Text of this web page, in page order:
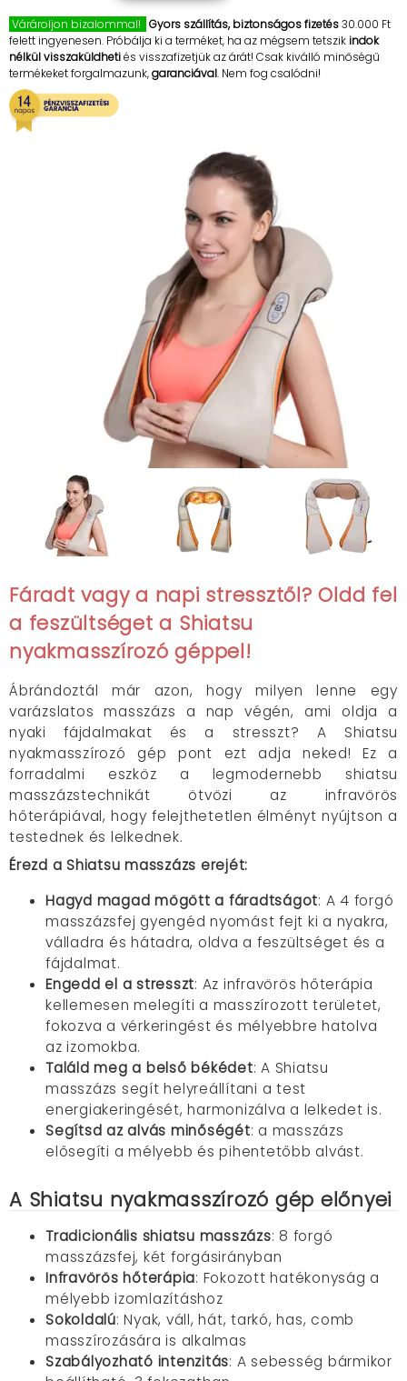
Várároljon bizalommal! Gyors szállítás, biztonságos fizetés30.000 Ft
felett ingyenesen. Próbálja ki a terméket, ha az mégsem tetszikindok
nélkül visszaküldhetiés visszafizetjük az árát! Csak kiválló minőségű
termékeket forgalmazunk,garanciával. Nem fog csalódni!
Fáradt vagy a napi stressztől? Oldd fel
a feszültséget a Shiatsu
nyakmasszírozó géppel!
Ábrándoztál már azon, hogy milyen lenne egy
varázslatos masszázs a nap végén, ami oldja a
nyaki fájdalmakat és a stresszt? A Shiatsu
nyakmasszírozó gép pont ezt adja neked! Ez a
forradalmi eszköz a legmodernebb shiatsu
masszázstechnikát ötvözi az infravörös
hőterápiával, hogy felejthetetlen élményt nyújtson a
testednek és lelkednek.
Érezd a Shiatsu masszázs erejét:
Hagyd magad mögött a fáradtságot: A 4 forgó
masszázsfej gyengéd nyomást fejt ki a nyakra,
válladra és hátadra, oldva a feszültséget és a
fájdalmat.
Engedd el a stresszt: Az infravörös hőterápia
kellemesen melegíti a masszírozott területet,
fokozva a vérkeringést és mélyebbre hatolva
az izomokba.
Találd meg a belső békédet: A Shiatsu
masszázs segít helyreállítani a test
energiakeringését, harmonizálva a lelkedet is.
Segítsd az alvás minőségét: a masszázs
elősegíti a mélyebb és pihentetőbb alvást.
A Shiatsu nyakmasszírozó gép előnyei
Tradicionális shiatsu masszázs: 8 forgó
masszázsfej, két forgásirányban
Infravörös hőterápia: Fokozott hatékonyság a
mélyebb izomlazításhoz
Sokoldalú: Nyak, váll, hát, tarkó, has, comb
masszírozására is alkalmas
Szabályozható intenzitás: A sebesség bármikor